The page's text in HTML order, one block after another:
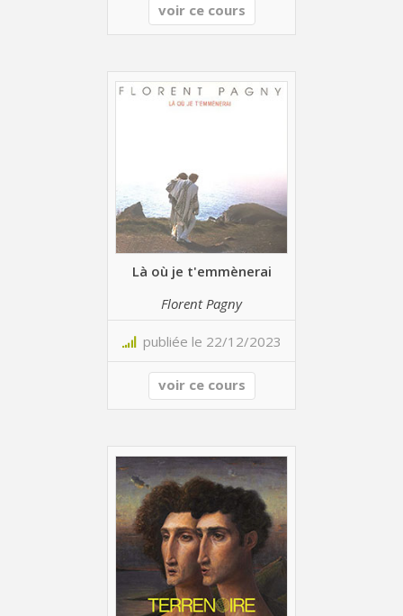
voir ce cours
Là où je t'emmènerai
Florent Pagny
publiée le 22/12/2023
voir ce cours